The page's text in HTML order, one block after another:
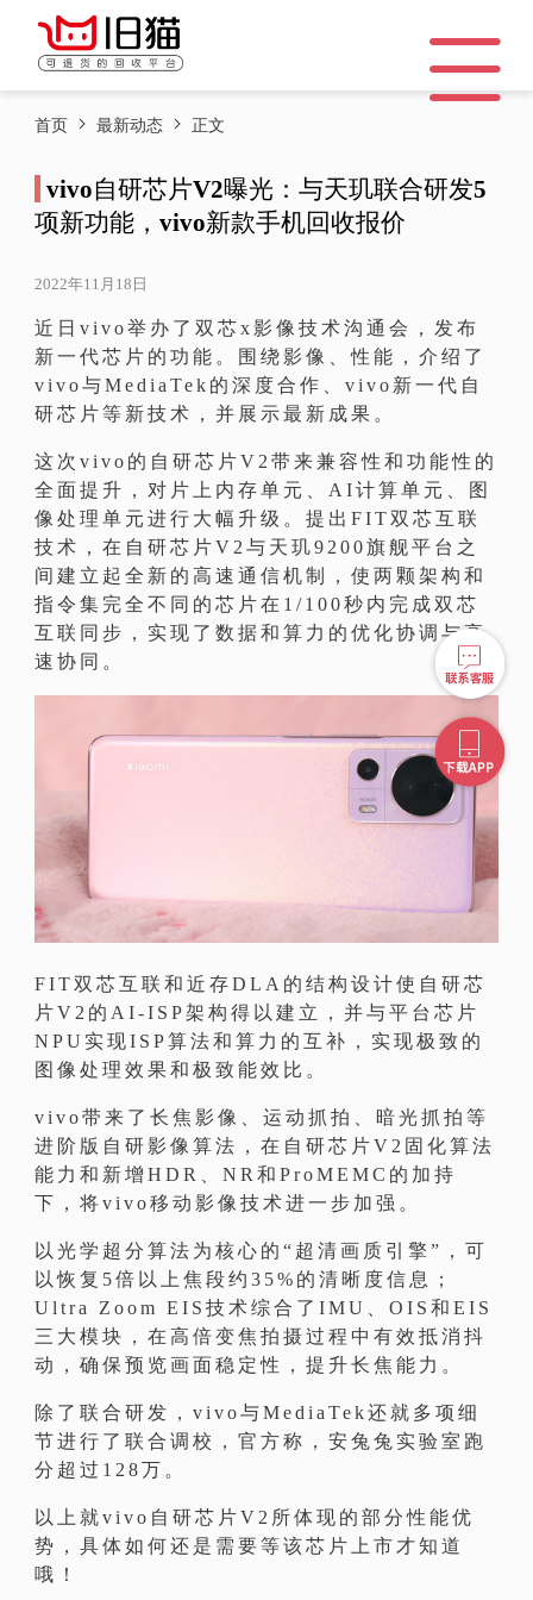
首页 最新动态 正文
vivo自研芯片V2曝光：与天玑联合研发5
项新功能，vivo新款手机回收报价
2022年11月18日
近日vivo举办了双芯x影像技术沟通会，发布
新一代芯片的功能。围绕影像、性能，介绍了
vivo与MediaTek的深度合作、vivo新一代自
研芯片等新技术，并展示最新成果。
这次vivo的自研芯片V2带来兼容性和功能性的
全面提升，对片上内存单元、AI计算单元、图
像处理单元进行大幅升级。提出FIT双芯互联
技术，在自研芯片V2与天玑9200旗舰平台之
间建立起全新的高速通信机制，使两颗架构和
指令集完全不同的芯片在1/100秒内完成双芯
互联同步，实现了数据和算力的优化协调与高
速协同。
FIT双芯互联和近存DLA的结构设计使自研芯
片V2的AI-ISP架构得以建立，并与平台芯片
NPU实现ISP算法和算力的互补，实现极致的
图像处理效果和极致能效比。
vivo带来了长焦影像、运动抓拍、暗光抓拍等
进阶版自研影像算法，在自研芯片V2固化算法
能力和新增HDR、NR和ProMEMC的加持
下，将vivo移动影像技术进一步加强。
以光学超分算法为核心的“超清画质引擎”，可
以恢复5倍以上焦段约35%的清晰度信息；
Ultra Zoom EIS技术综合了IMU、OIS和EIS
三大模块，在高倍变焦拍摄过程中有效抵消抖
动，确保预览画面稳定性，提升长焦能力。
除了联合研发，vivo与MediaTek还就多项细
节进行了联合调校，官方称，安兔兔实验室跑
分超过128万。
以上就vivo自研芯片V2所体现的部分性能优
势，具体如何还是需要等该芯片上市才知道
哦！